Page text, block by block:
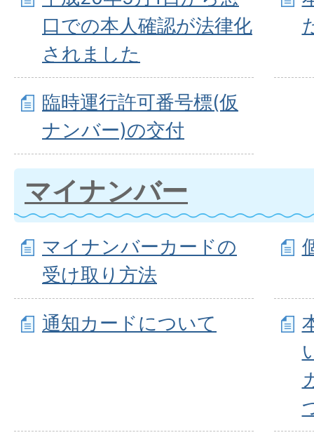
口での本人確認が法律化
されました
臨時運行許可番号標(仮
ナンバー)の交付
マイナンバー
マイナンバーカードの
受け取り方法
通知カードについて